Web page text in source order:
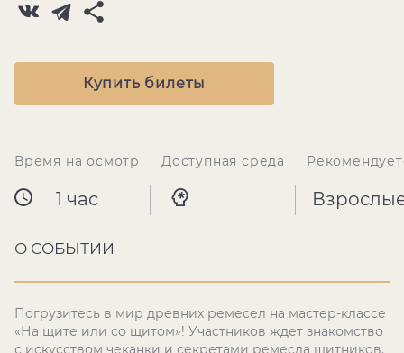
Купить билеты
Время на осмотр
1 час
Доступная среда
О СОБЫТИИ
Погрузитесь в мир древних ремесел на мастер-классе
«На щите или со щитом»! Участников ждет знакомство
с искусством чеканки и секретами ремесла щитников.